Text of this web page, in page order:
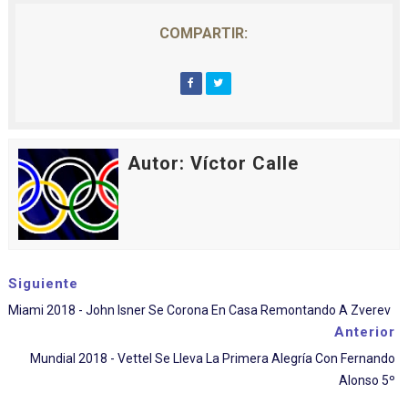
COMPARTIR:
Autor: Víctor Calle
Siguiente
Miami 2018 - John Isner Se Corona En Casa Remontando A Zverev
Anterior
Mundial 2018 - Vettel Se Lleva La Primera Alegría Con Fernando
Alonso 5º